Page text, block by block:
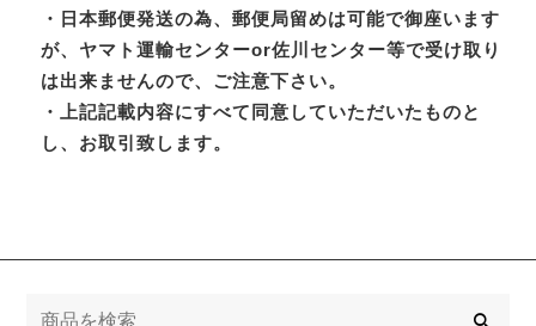
・日本郵便発送の為、郵便局留めは可能で御座います
が、ヤマト運輸センターor佐川センター等で受け取り
は出来ませんので、ご注意下さい。
・上記記載内容にすべて同意していただいたものと
し、お取引致します。